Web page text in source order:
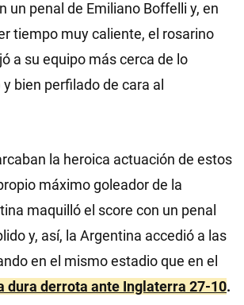
un penal de Emiliano Boffelli y, en
tiempo muy caliente, el rosarino
a su equipo más cerca de lo
bien perfilado de cara al
la heroica actuación de estos
máximo goleador de la
maquilló el score con un penal
y, así, la Argentina accedió a las
en el mismo estadio que en el
dura derrota ante Inglaterra 27-10.